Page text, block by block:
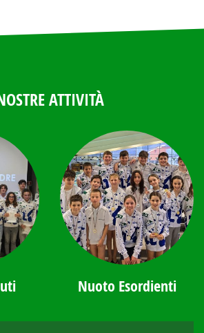
ATTIVITÀ
Nuoto Esordienti